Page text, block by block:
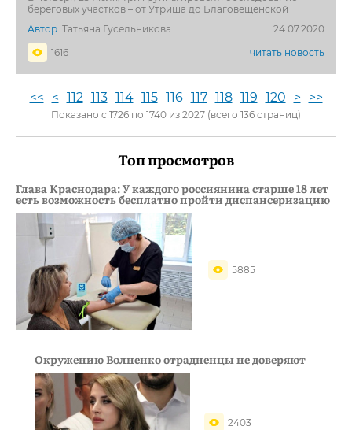
береговых участков – от Утриша до Благовещенской
Автор: Татьяна Гусельникова
24.07.2020
1616
читать новость
<< < 112 113 114 115 116 117 118 119 120 > >>
Показано с 1726 по 1740 из 2027 (всего 136 страниц)
Топ просмотров
Глава Краснодара: У каждого россиянина старше 18 лет
есть возможность бесплатно пройти диспансеризацию
5885
Окружению Волненко отрадненцы не доверяют
2403